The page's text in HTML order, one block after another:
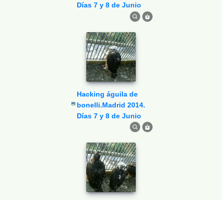
Días 7 y 8 de Junio
Hacking águila de
bonelli.Madrid 2014.
Días 7 y 8 de Junio